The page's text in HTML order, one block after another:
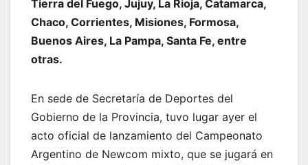
Tierra del Fuego, Jujuy, La Rioja, Catamarca,
Chaco, Corrientes, Misiones, Formosa,
Buenos Aires, La Pampa, Santa Fe, entre
otras.
En sede de Secretaría de Deportes del
Gobierno de la Provincia, tuvo lugar ayer el
acto oficial de lanzamiento del Campeonato
Argentino de Newcom mixto, que se jugará en